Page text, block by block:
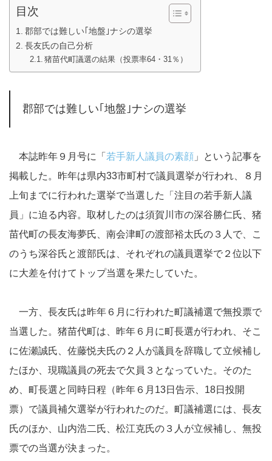
目次
郡部では難しい｢地盤｣ナシの選挙
長友氏の自己分析
猪苗代町議選の結果（投票率64・31％）
郡部では難しい｢地盤｣ナシの選挙
本誌昨年９月号に「 若手新人議員の素顔 」という記事を
掲載した。昨年は県内33市町村で議員選挙が行われ、８月
上旬までに行われた選挙で当選した「注目の若手新人議
員」に迫る内容。取材したのは須賀川市の深谷勝仁氏、猪
苗代町の長友海夢氏、南会津町の渡部裕太氏の３人で、こ
のうち深谷氏と渡部氏は、それぞれの議員選挙で２位以下
に大差を付けてトップ当選を果たしていた。
一方、長友氏は昨年６月に行われた町議補選で無投票で
当選した。猪苗代町は、昨年６月に町長選が行われ、そこ
に佐瀬誠氏、佐藤悦夫氏の２人が議員を辞職して立候補し
たほか、現職議員の死去で欠員３となっていた。そのた
め、町長選と同時日程（昨年６月13日告示、18日投開
票）で議員補欠選挙が行われたのだ。町議補選には、長友
氏のほか、山内浩二氏、松江克氏の３人が立候補し、無投
票での当選が決まった。